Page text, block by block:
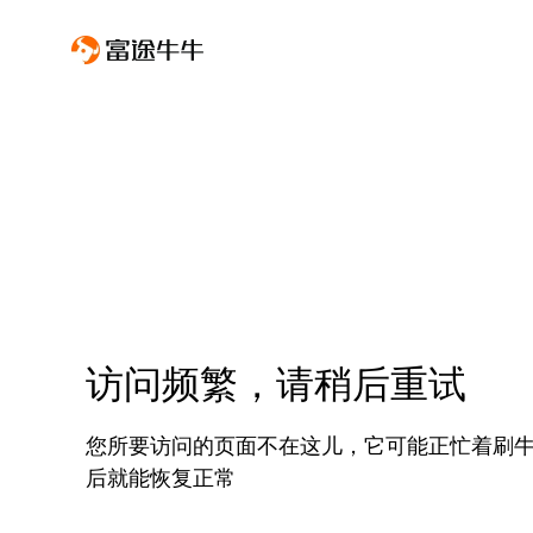
访问频繁，请稍后重试
您所要访问的页面不在这儿，它可能正忙着刷
后就能恢复正常